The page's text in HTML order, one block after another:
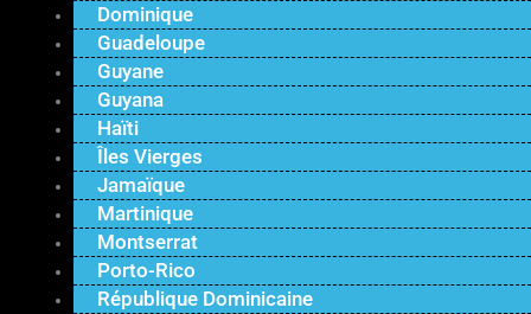
Dominique
Guadeloupe
Guyane
Guyana
Haïti
Îles Vierges
Jamaïque
Martinique
Montserrat
Porto-Rico
République Dominicaine